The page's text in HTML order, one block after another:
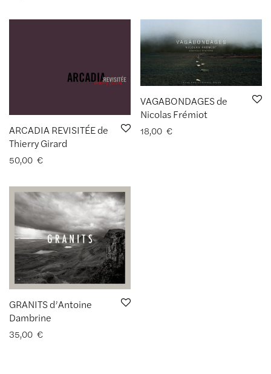
ARCADIA REVISITÉE de
Thierry Girard
50,00 €
VAGABONDAGES de
Nicolas Frémiot
18,00 €
GRANITS d’Antoine
Dambrine
35,00 €